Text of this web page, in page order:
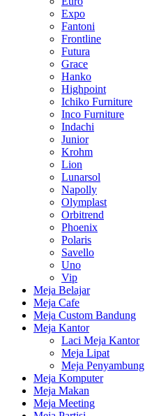
Expo
Fantoni
Frontline
Futura
Grace
Hanko
Highpoint
Ichiko Furniture
Inco Furniture
Indachi
Junior
Krohm
Lion
Lunarsol
Napolly
Olymplast
Orbitrend
Phoenix
Polaris
Savello
Uno
Vip
Meja Belajar
Meja Cafe
Meja Custom Bandung
Meja Kantor
Laci Meja Kantor
Meja Lipat
Meja Penyambung
Meja Komputer
Meja Makan
Meja Meeting